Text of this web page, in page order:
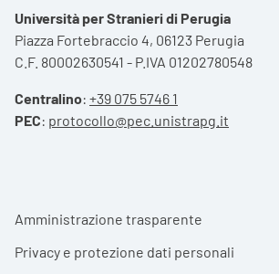
Università per Stranieri di Perugia
Piazza Fortebraccio 4, 06123 Perugia
C.F. 80002630541 - P.IVA 01202780548
Centralino: +39 075 5746 1
PEC: protocollo@pec.unistrapg.it
Footer menu
Amministrazione trasparente
Privacy e protezione dati personali